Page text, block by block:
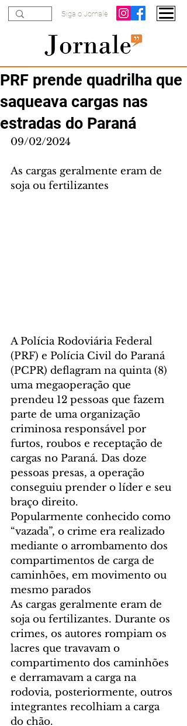
Siga o Jornale
PRF prende quadrilha que
saqueava cargas nas
estradas do Paraná
09/02/2024
As cargas geralmente eram de
soja ou fertilizantes
A Polícia Rodoviária Federal
(PRF) e Polícia Civil do Paraná
(PCPR) deflagram na quinta (8)
uma megaoperação que
prendeu 12 pessoas que fazem
parte de uma organização
criminosa responsável por
furtos, roubos e receptação de
cargas no Paraná. Das doze
pessoas presas, a operação
conseguiu prender o líder e seu
braço direito.
Popularmente conhecido como
“vazada”, o crime era realizado
mediante o arrombamento dos
compartimentos de carga de
caminhões, em movimento ou
mesmo parados
As cargas geralmente eram de
soja ou fertilizantes. Durante os
crimes, os autores rompiam os
lacres que travavam o
compartimento dos caminhões
e derramavam a carga na
rodovia, posteriormente, outros
integrantes recolhiam a carga
do chão.